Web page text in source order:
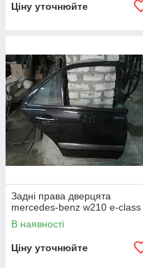
Ціну уточнюйте
Задні права дверцята
mercedes-benz w210 e-class
В наявності
Ціну уточнюйте